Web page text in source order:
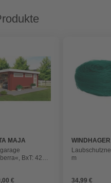
MAJA
BxT: 422,7
€
WINDHAGER
m
34,99 €